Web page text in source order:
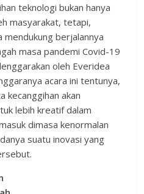
teknologi bukan hanya
masyarakat, tetapi,
mendukung berjalannya
masa pandemi Covid-19
oleh Everidea
acara ini tentunya,
kecanggihan akan
lebih kreatif dalam
dimasa kenormalan
suatu inovasi yang